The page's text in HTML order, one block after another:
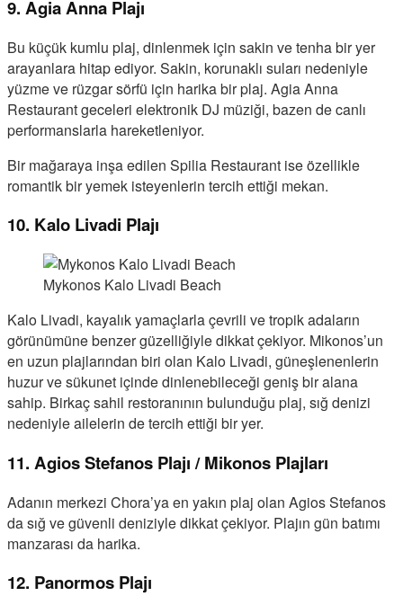
9. Agia Anna Plajı
Bu küçük kumlu plaj, dinlenmek için sakin ve tenha bir yer
arayanlara hitap ediyor. Sakin, korunaklı suları nedeniyle
yüzme ve rüzgar sörfü için harika bir plaj. Agia Anna
Restaurant geceleri elektronik DJ müziği, bazen de canlı
performanslarla hareketleniyor.
Bir mağaraya inşa edilen Spilia Restaurant ise özellikle
romantik bir yemek isteyenlerin tercih ettiği mekan.
10. Kalo Livadi Plajı
Mykonos Kalo Livadi Beach
Kalo Livadi, kayalık yamaçlarla çevrili ve tropik adaların
görünümüne benzer güzelliğiyle dikkat çekiyor. Mikonos’un
en uzun plajlarından biri olan Kalo Livadi, güneşlenenlerin
huzur ve sükunet içinde dinlenebileceği geniş bir alana
sahip. Birkaç sahil restoranının bulunduğu plaj, sığ denizi
nedeniyle ailelerin de tercih ettiği bir yer.
11. Agios Stefanos Plajı / Mikonos Plajları
Adanın merkezi Chora’ya en yakın plaj olan Agios Stefanos
da sığ ve güvenli deniziyle dikkat çekiyor. Plajın gün batımı
manzarası da harika.
12. Panormos Plajı